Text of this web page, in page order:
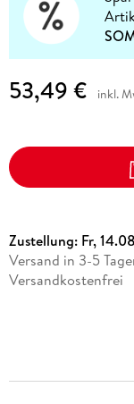
53,49 € inkl.
Zustellung: Fr,
Versand in 3-5
Versandkostenfrei